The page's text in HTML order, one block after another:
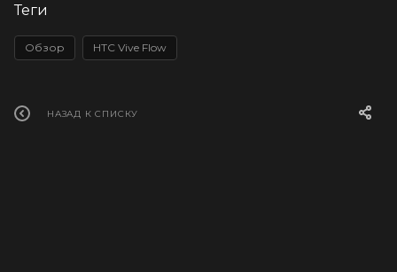
Теги
Обзор HTC Vive Flow
НАЗАД К СПИСКУ